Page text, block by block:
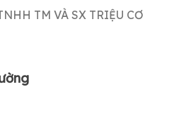
TM VÀ SX TRIỆU CƠ